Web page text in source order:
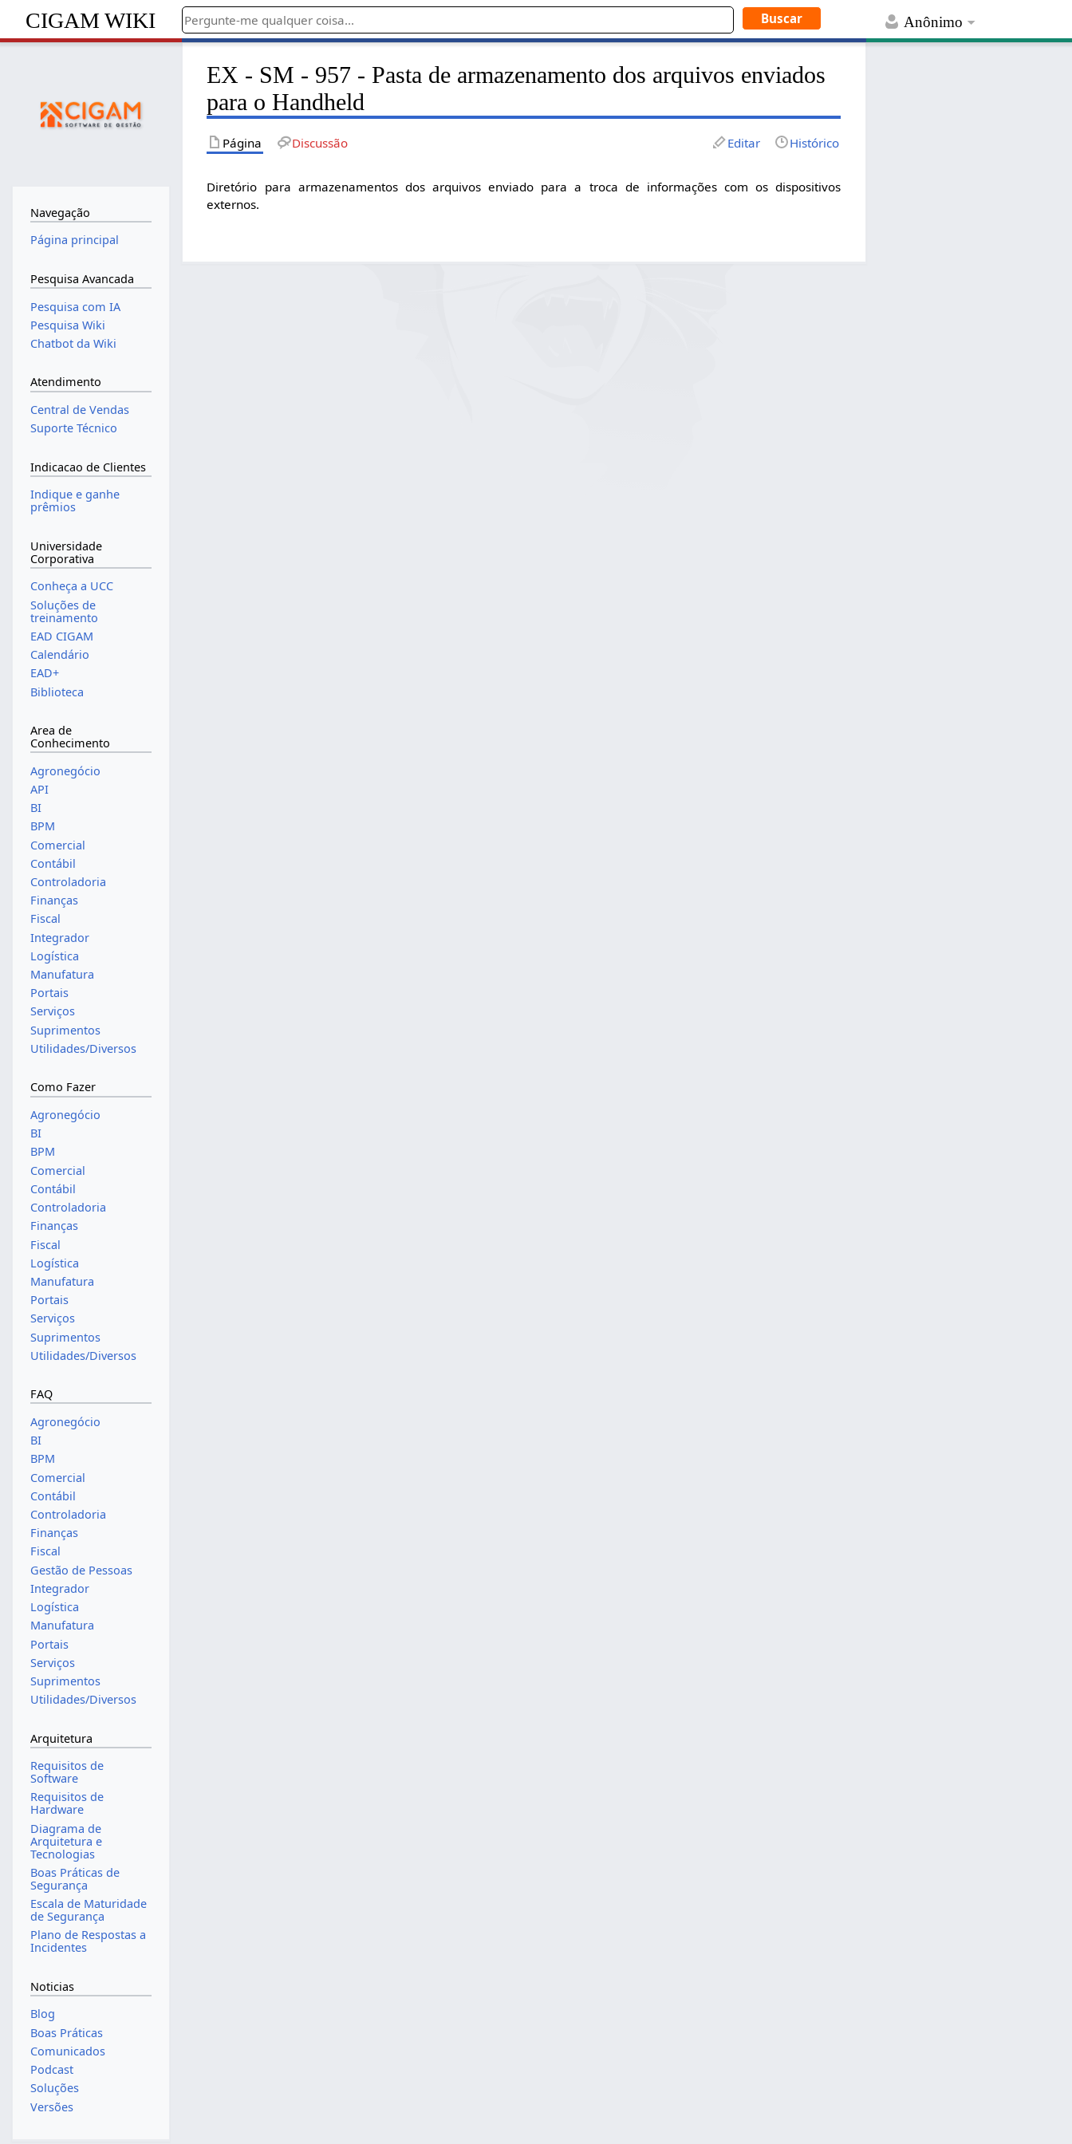
Anônimo
CIGAM WIKI
EX - SM - 957 - Pasta de armazenamento dos arquivos enviados
para o Handheld
Página Discussão Editar Histórico
Diretório para armazenamentos dos arquivos enviado para a troca de informações com os dispositivos
externos.
Navegação
Página principal
Pesquisa Avancada
Pesquisa com IA
Pesquisa Wiki
Chatbot da Wiki
Atendimento
Central de Vendas
Suporte Técnico
Indicacao de Clientes
Indique e ganhe
prêmios
Universidade
Corporativa
Conheça a UCC
Soluções de
treinamento
EAD CIGAM
Calendário
EAD+
Biblioteca
Area de
Conhecimento
Agronegócio
API
BI
BPM
Comercial
Contábil
Controladoria
Finanças
Fiscal
Integrador
Logística
Manufatura
Portais
Serviços
Suprimentos
Utilidades/Diversos
Como Fazer
Agronegócio
BI
BPM
Comercial
Contábil
Controladoria
Finanças
Fiscal
Logística
Manufatura
Portais
Serviços
Suprimentos
Utilidades/Diversos
FAQ
Agronegócio
BI
BPM
Comercial
Contábil
Controladoria
Finanças
Fiscal
Gestão de Pessoas
Integrador
Logística
Manufatura
Portais
Serviços
Suprimentos
Utilidades/Diversos
Arquitetura
Requisitos de
Software
Requisitos de
Hardware
Diagrama de
Arquitetura e
Tecnologias
Boas Práticas de
Segurança
Escala de Maturidade
de Segurança
Plano de Respostas a
Incidentes
Noticias
Blog
Boas Práticas
Comunicados
Podcast
Soluções
Versões